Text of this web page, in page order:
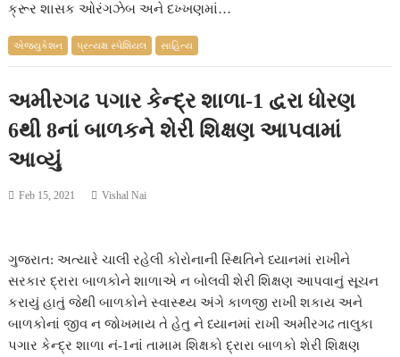
ક્રૂર શાસક ઓરંગઝેબ અને દખ્ખણમાં…
એજ્યુકેશન પ્રત્યક્ષ સ્પેશિયલ સાહિત્ય
અમીરગઢ પગાર કેન્દ્ર શાળા-1 દ્વરા ધોરણ
6થી 8નાં બાળકને શેરી શિક્ષણ આપવામાં
આવ્યું
Feb 15, 2021 Vishal Nai
ગુજરાત: અત્યારે ચાલી રહેલી કોરોનાની સ્થિતિને ધ્યાનમાં રાખીને
સરકાર દ્રારા બાળકોને શાળાએ ન બોલવી શેરી શિક્ષણ આપવાનું સૂચન
કરાયું હાતું જેથી બાળકોને સ્વાસ્થ્ય અંગે કાળજી રાખી શકાય અને
બાળકોનાં જીવ ન જોખમાય તે હેતુ ને ધ્યાનમાં રાખી અમીરગઢ તાલુકા
પગાર કેન્દ્ર શાળા નં-1નાં તામામ શિક્ષકો દ્રારા બાળકો શેરી શિક્ષણ